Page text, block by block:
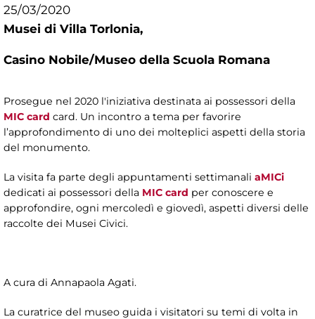
25/03/2020
Musei di Villa Torlonia,
Casino Nobile/Museo della Scuola Romana
Prosegue nel 2020 l'iniziativa destinata ai possessori della
MIC card card. Un incontro a tema per favorire
l’approfondimento di uno dei molteplici aspetti della storia
del monumento.
La visita fa parte degli appuntamenti settimanali aMICi
dedicati ai possessori della MIC card per conoscere e
approfondire, ogni mercoledì e giovedì, aspetti diversi delle
raccolte dei Musei Civici.
A cura di Annapaola Agati.
La curatrice del museo guida i visitatori su temi di volta in